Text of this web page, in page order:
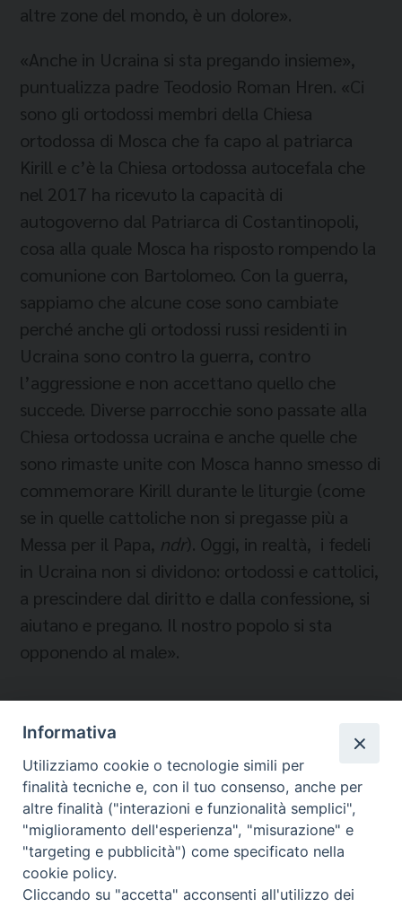
altre zone del mondo, è un dolore».
«Anche in Ucraina si sta pregando insieme»,
puntualizza padre Teodosio Roman Hren. «Ci
sono gli ortodossi membri della Chiesa
ortodossa di Mosca che fa capo al patriarca
Kirill e c’è la Chiesa ortodossa autocefala che
nel 2017 ha ricevuto la capacità di
autogoverno dal Patriarca di Costantinopoli,
cosa alla quale Mosca ha risposto rompendo la
comunione con Bartolomeo. Con la guerra,
sappiamo che alcune cose sono cambiate
perché anche gli ortodossi russi residenti in
Ucraina sono contro la guerra, contro
l’aggressione e non accettano quello che
succede. Diverse parrocchie sono passate alla
Chiesa ortodossa ucraina e anche quelle che
sono rimaste unite con Mosca hanno smesso di
commemorare Kirill durante le liturgie (come
se in quelle cattoliche non si pregasse più a
Messa per il Papa, ndr). Oggi, in realtà, i fedeli
in Ucraina non si dividono: ortodossi e cattolici,
a prescindere dal diritto e dalla confessione, si
aiutano e pregano. Il nostro popolo si sta
opponendo al male».
Temi:
ESARCATO APOSTOLICO DEGLI UCRAINI IN ITALIA
UCRAINA
Informativa
Utilizziamo cookie o tecnologie simili per
finalità tecniche e, con il tuo consenso, anche per
altre finalità ("interazioni e funzionalità semplici",
"miglioramento dell'esperienza", "misurazione" e
"targeting e pubblicità") come specificato nella
cookie policy.
Cliccando su "accetta" acconsenti all'utilizzo dei